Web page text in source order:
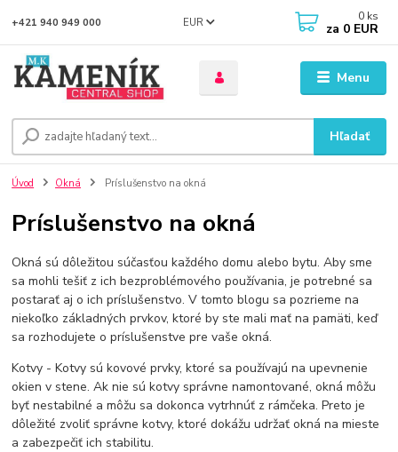
Menu
EUR
Hľadať
+421 940 949 000 0 ks
za 0 EUR
Úvod Okná Príslušenstvo na okná
Príslušenstvo na okná
Okná sú dôležitou súčasťou každého domu alebo bytu. Aby sme
sa mohli tešiť z ich bezproblémového používania, je potrebné sa
postarať aj o ich príslušenstvo. V tomto blogu sa pozrieme na
niekoľko základných prvkov, ktoré by ste mali mať na pamäti, keď
sa rozhodujete o príslušenstve pre vaše okná.
Kotvy - Kotvy sú kovové prvky, ktoré sa používajú na upevnenie
okien v stene. Ak nie sú kotvy správne namontované, okná môžu
byť nestabilné a môžu sa dokonca vytrhnúť z rámčeka. Preto je
dôležité zvoliť správne kotvy, ktoré dokážu udržať okná na mieste
a zabezpečiť ich stabilitu.